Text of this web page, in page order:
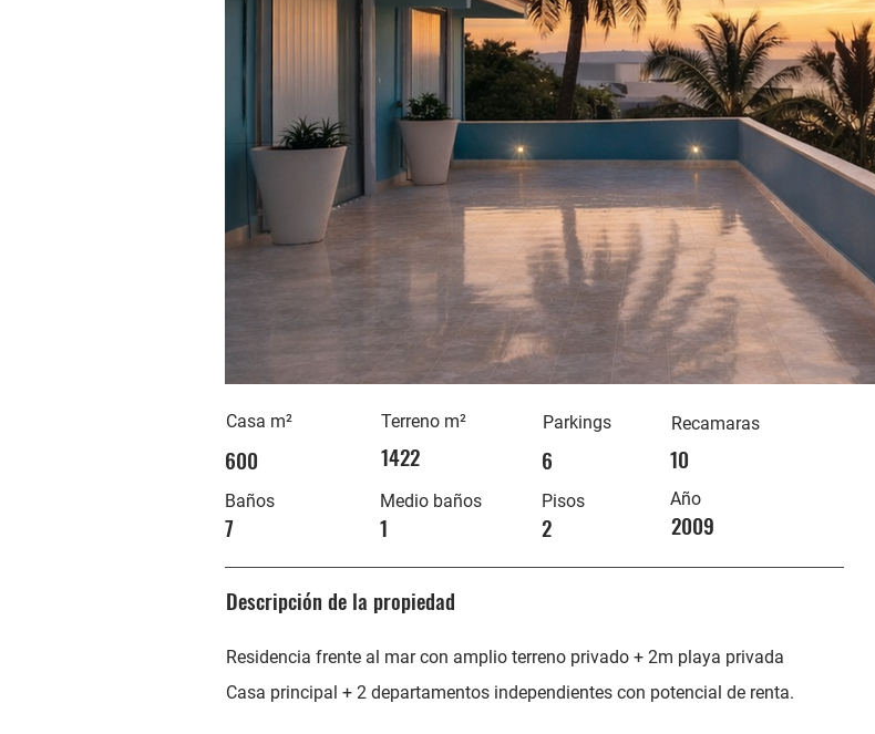
Casa m²
600
Baños
7
Terreno m²
1422
Medio baños
1
Parkings
6
Pisos
2
Recamaras
Año
10
2009
Descripción de la propiedad
Residencia frente al mar con amplio terreno privado + 2m playa privada
Casa principal + 2 departamentos independientes con potencial de renta.